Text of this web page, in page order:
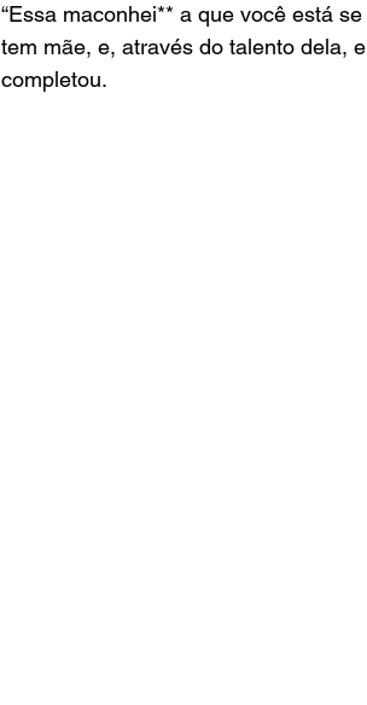
“Essa maconhei** a que você está
tem mãe, e, através do talento dela,
completou.